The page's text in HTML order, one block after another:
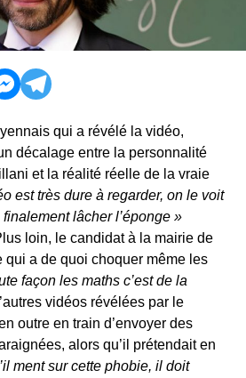
qui a révélé la vidéo,
décalage entre la personnalité
et la réalité réelle de la vraie
est très dure à regarder, on le voit
lâcher l’éponge »
loin, le candidat à la mairie de
qui a de quoi choquer même les
façon les maths c’est de la
vidéos révélées par le
outre en train d’envoyer des
alors qu’il prétendait en
ment sur cette phobie, il doit